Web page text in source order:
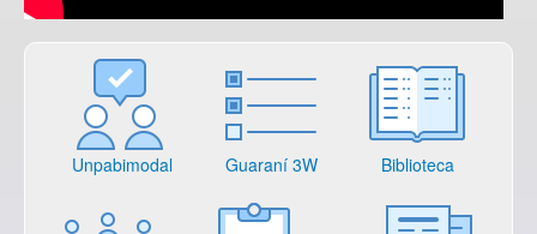
Unpabimodal Guaraní 3W Biblioteca